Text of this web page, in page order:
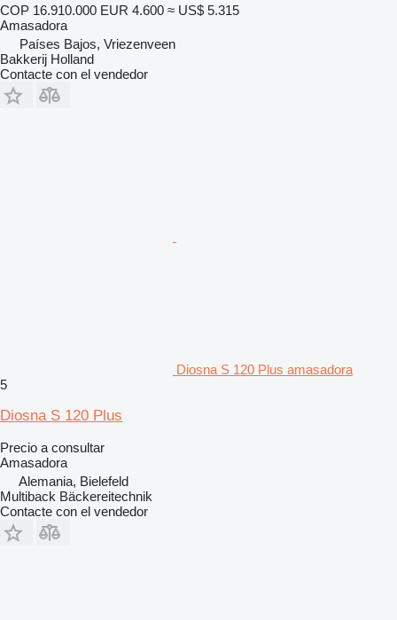
COP 16.910.000 EUR 4.600 ≈ US$ 5.315
Amasadora
Países Bajos, Vriezenveen
Bakkerij Holland
Contacte con el vendedor
Diosna S 120 Plus amasadora
5
Diosna S 120 Plus
Precio a consultar
Amasadora
Alemania, Bielefeld
Multiback Bäckereitechnik
Contacte con el vendedor